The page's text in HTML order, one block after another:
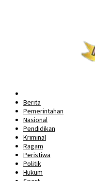
Berita
Pemerintahan
Nasional
Pendidikan
Kriminal
Ragam
Peristiwa
Politik
Hukum